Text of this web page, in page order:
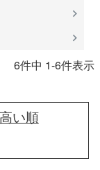
6件中 1-6件表示
い順